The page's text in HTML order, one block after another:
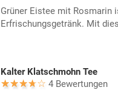
Grüner Eistee mit Rosmarin
Erfrischungsgetränk. Mit
Kalter Klatschmohn Tee
4 Bewertungen